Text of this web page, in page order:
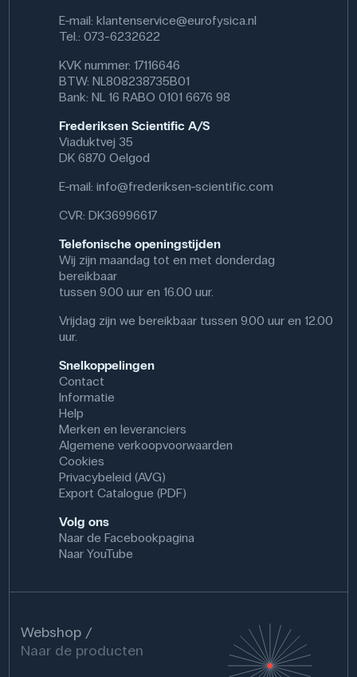
E-mail:klantenservice@eurofysica.nl
Tel.: 073-6232622
KVK nummer: 17116646
BTW: NL808238735B01
Bank: NL 16 RABO 0101 6676 98
Frederiksen Scientific A/S
Viaduktvej 35
DK 6870 Oelgod
E-mail:info@frederiksen-scientific.com
CVR: DK36996617
Telefonische openingstijden
Wij zijn maandag tot en met donderdag
bereikbaar
tussen 9.00 uur en 16.00 uur.
Vrijdag zijn we bereikbaar tussen 9.00 uur en 12.00
uur.
Snelkoppelingen
Contact
Informatie
Help
Merken en leveranciers
Algemene verkoopvoorwaarden
Cookies
Privacybeleid (AVG)
Export Catalogue (PDF)
Volg ons
Naar de Facebookpagina
Naar YouTube
Webshop
Naar de producten